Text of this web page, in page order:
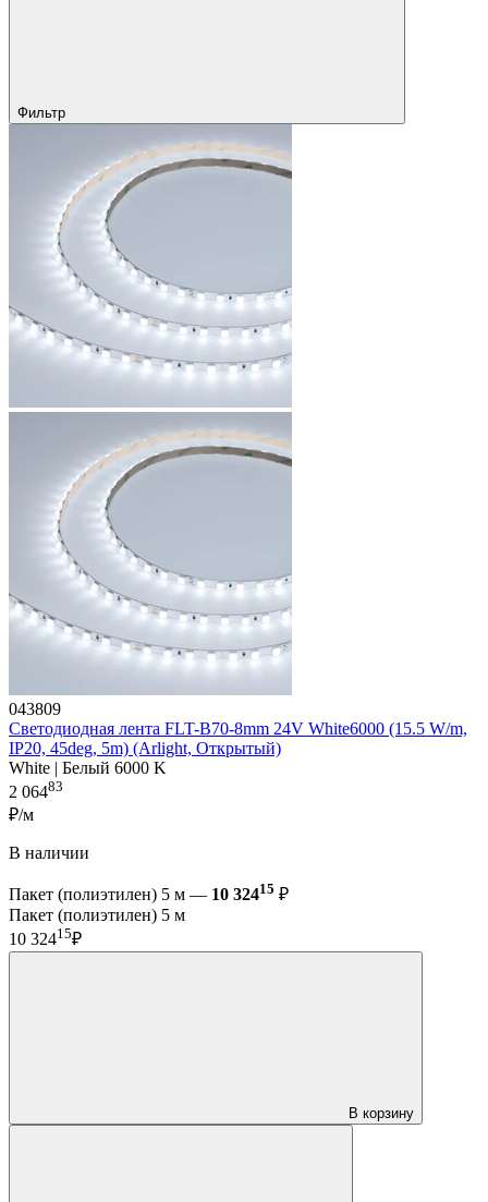
Фильтр
043809
Светодиодная лента FLT-B70-8mm 24V White6000 (15.5 W/m,
IP20, 45deg, 5m) (Arlight, Открытый)
White | Белый 6000 K
2 06483
₽/м
В наличии
Пакет (полиэтилен) 5 м — 10 32415 ₽
Пакет (полиэтилен) 5 м
10 32415₽
В корзину